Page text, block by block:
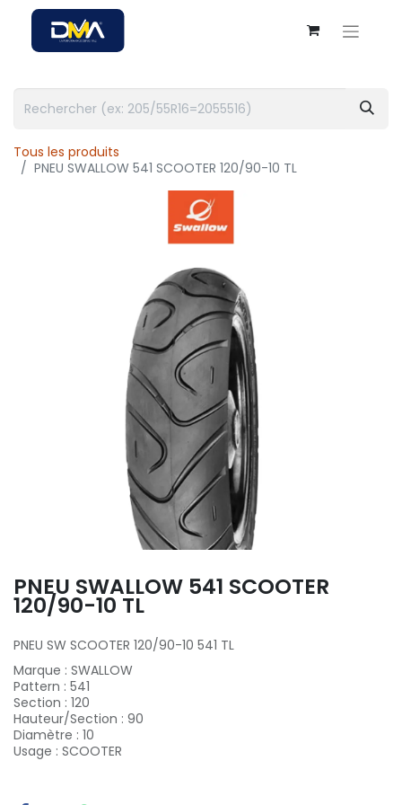
Tous les produits
PNEU SWALLOW 541 SCOOTER 120/90-10 TL
PNEU SWALLOW 541 SCOOTER
120/90-10 TL
PNEU SW SCOOTER 120/90-10 541 TL
Marque : SWALLOW
Pattern : 541
Section : 120
Hauteur/Section : 90
Diamètre : 10
Usage : SCOOTER